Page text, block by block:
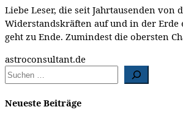
Liebe Leser, die seit Jahrtausenden von
Widerstandskräften auf und in der
geht zu Ende. Zumindest die obersten
astroconsultant.de
Neueste Beiträge